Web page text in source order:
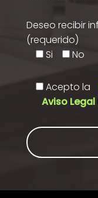
Deseo recibir
(requerido)
Si
No
Acepto la
Aviso Legal